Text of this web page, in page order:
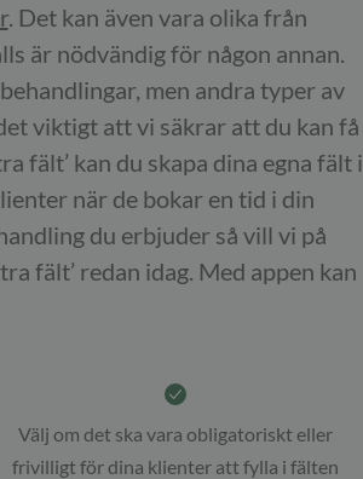
. Det kan även vara olika från
är nödvändig för någon annan.
men andra typer av
viktigt att vi säkrar att du kan få
fält’ kan du skapa dina egna fält i
när de bokar en tid i din
du erbjuder så vill vi på
fält’ redan idag. Med appen kan
Välj om det ska vara obligatoriskt eller
frivilligt för dina klienter att fylla i fälten